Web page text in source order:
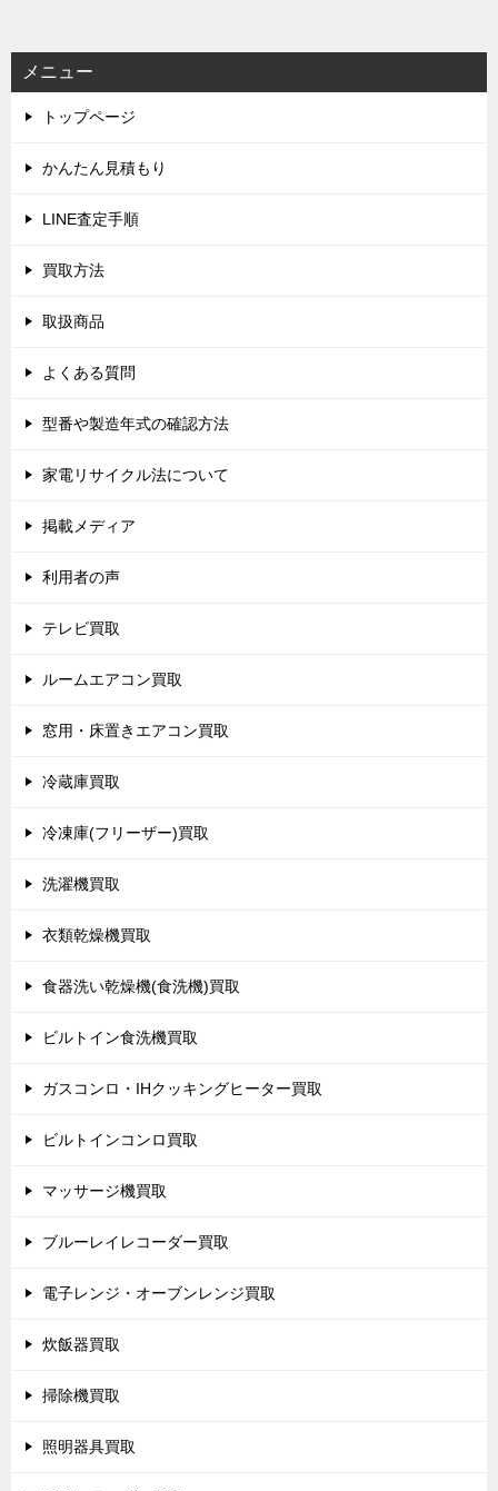
ビ
ゲ
ー
シ
メニュー
トップページ
かんたん見積もり
LINE査定手順
買取方法
取扱商品
よくある質問
型番や製造年式の確認方法
家電リサイクル法について
掲載メディア
利用者の声
テレビ買取
ルームエアコン買取
窓用・床置きエアコン買取
冷蔵庫買取
冷凍庫(フリーザー)買取
洗濯機買取
衣類乾燥機買取
食器洗い乾燥機(食洗機)買取
ビルトイン食洗機買取
ガスコンロ・IHクッキングヒーター買取
ビルトインコンロ買取
マッサージ機買取
ブルーレイレコーダー買取
電子レンジ・オーブンレンジ買取
炊飯器買取
掃除機買取
照明器具買取